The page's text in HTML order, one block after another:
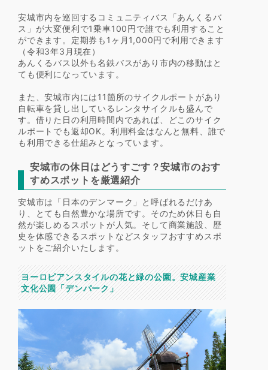
安城市内を巡回するコミュニティバス「あんくるバ
ス」が大変便利で1乗車100円で誰でも利用すること
ができます。定期券も1ヶ月1,000円で利用できます
（令和3年3月現在）
あんくるバス以外も名鉄バスがあり市内の移動はと
ても便利になっています。
また、安城市内には11箇所のサイクルポートがあり
自転車を貸し出しているレンタサイクルも盛んで
す。借りた日の利用時間内であれば、どこのサイク
ルポートでも返却OK。利用料金はなんと無料、誰で
も利用できる仕組みとなっています。
安城市の休日はどうすごす？安城市のおす
すめスポットを厳選紹介
安城市は「日本のデンマーク」と呼ばれるだけあ
り、とても自然豊かな場所です。そのため休日も自
然が楽しめるスポットが人気。そして商業施設、歴
史を体感できるスポットなどスタッフおすすめスポ
ットをご紹介いたします。
ヨーロピアンスタイルの花と緑の公園。安城産業
文化公園「デンパーク」